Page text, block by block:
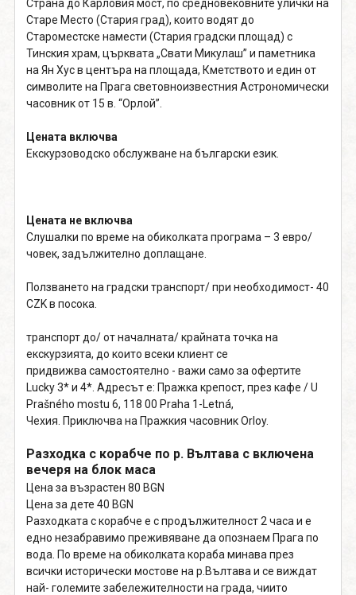
Страна до Карловия мост, по средновековните улички на
Старе Место (Стария град), които водят до
Староместске намести (Стария градски площад) с
Тинския храм, църквата „Свати Микулаш” и паметника
на Ян Хус в центъра на площада, Кметството и един от
символите на Прага световноизвестния Астрономически
часовник от 15 в. “Орлой”.
Цената включва
Екскурзоводско обслужване на български език.
Цената не включва
Слушалки по време на обиколката програма – 3 евро/
човек, задължително доплащане.
Ползването на градски транспорт/ при необходимост- 40
CZK в посока.
транспорт до/ от началната/ крайната точка на
екскурзията, до които всеки клиент се
придвижва самостоятелно - важи само за офертите
Lucky 3* и 4*. Адресът е: Пражка крепост, през кафе / U
Prašného mostu 6, 118 00 Praha 1-Letná,
Чехия. Приключва на Пражкия часовник Orloy.
Разходка с корабче по р. Вълтава с включена
вечеря на блок маса
Цена за възрастен 80 BGN
Цена за дете 40 BGN
Разходката с корабче е с продължителност 2 часа и е
едно незабравимо преживяване да опознаем Прага по
вода. По време на обиколката кораба минава през
всички исторически мостове на р.Вълтава и се виждат
най- големите забележителности на града, чиито